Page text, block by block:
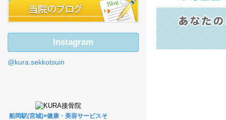
Instagram
@kura.sekkotsuin
船岡駅(宮城)×健康・美容サービスそ